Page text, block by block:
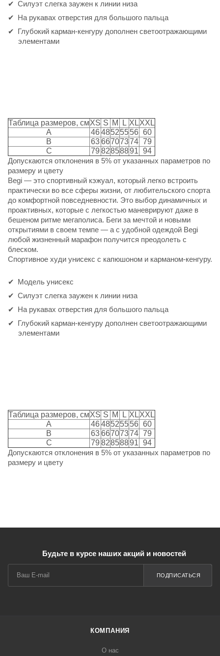
Силуэт слегка заужен к линии низа
На рукавах отверстия для большого пальца
Глубокий карман-кенгуру дополнен светоотражающими
элементами
Таблица размеров, смXS S M L XLXXL
A
4648525556 60
B
6366707374 79
C
79 82858891 94
Допускаются отклонения в 5% от указанных параметров по
размеру и цвету
Begi — это спортивный кэжуал, который легко встроить
практически во все сферы жизни, от любительского спорта
до комфортной повседневности. Это выбор динамичных и
проактивных, которые с легкостью маневрируют даже в
бешеном ритме мегаполиса. Беги за мечтой и новыми
открытиями в своем темпе — а с удобной одеждой Begi
любой жизненный марафон получится преодолеть с
блеском.
Спортивное худи унисекс с капюшоном и карманом-кенгуру.
Модель унисекс
Силуэт слегка заужен к линии низа
На рукавах отверстия для большого пальца
Глубокий карман-кенгуру дополнен светоотражающими
элементами
Таблица размеров, смXS S M L XLXXL
A
4648525556 60
B
6366707374 79
C
79 82858891 94
Допускаются отклонения в 5% от указанных параметров по
размеру и цвету
Будьте в курсе наших акций и новостей
ПОДПИСАТЬСЯ
КОМПАНИЯ
О нас